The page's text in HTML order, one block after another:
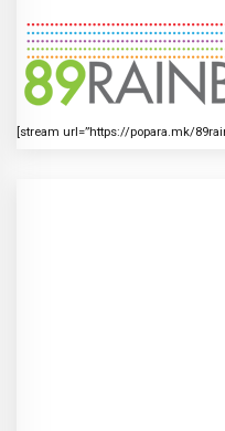
[stream url=”https://popara.mk/